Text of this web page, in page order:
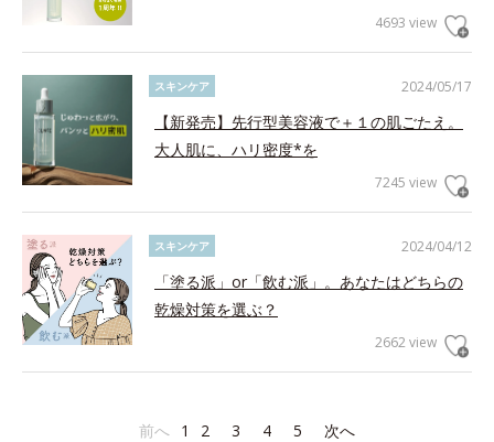
4693 view
2024/05/17
スキンケア
【新発売】先行型美容液で＋１の肌ごたえ。
大人肌に、ハリ密度*を
7245 view
2024/04/12
スキンケア
「塗る派」or「飲む派」。あなたはどちらの
乾燥対策を選ぶ？
2662 view
前へ 1 2 3 4 5 次へ